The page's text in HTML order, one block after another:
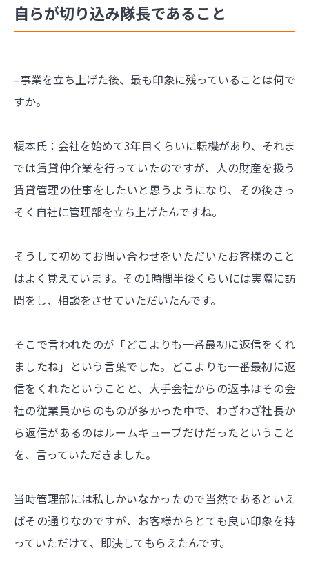
自らが切り込み隊長であること
–事業を立ち上げた後、最も印象に残っていることは何で
すか。
榎本氏：会社を始めて3年目くらいに転機があり、それま
では賃貸仲介業を行っていたのですが、人の財産を扱う
賃貸管理の仕事をしたいと思うようになり、その後さっ
そく自社に管理部を立ち上げたんですね。
そうして初めてお問い合わせをいただいたお客様のこと
はよく覚えています。その1時間半後くらいには実際に訪
問をし、相談をさせていただいたんです。
そこで言われたのが「どこよりも一番最初に返信をくれ
ましたね」という言葉でした。どこよりも一番最初に返
信をくれたということと、大手会社からの返事はその会
社の従業員からのものが多かった中で、わざわざ社長か
ら返信があるのはルームキューブだけだったということ
を、言っていただきました。
当時管理部には私しかいなかったので当然であるといえ
ばその通りなのですが、お客様からとても良い印象を持
っていただけて、即決してもらえたんです。